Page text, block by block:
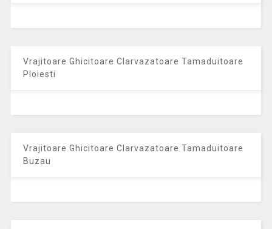
Vrajitoare Ghicitoare Clarvazatoare Tamaduitoare
Ploiesti
Vrajitoare Ghicitoare Clarvazatoare Tamaduitoare
Buzau